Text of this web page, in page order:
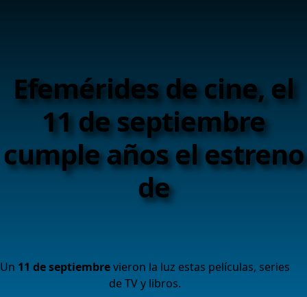
Efemérides de cine, el
11 de septiembre
cumple años el estreno
de
Un 11 de septiembrevieron la luz estas películas, series
de TV y libros.